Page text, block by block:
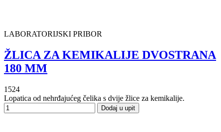
LABORATORIJSKI PRIBOR
ŽLICA ZA KEMIKALIJE DVOSTRANA
180 MM
1524
Lopatica od nehrđajućeg čelika s dvije žlice za kemikalije.
Dodaj u upit